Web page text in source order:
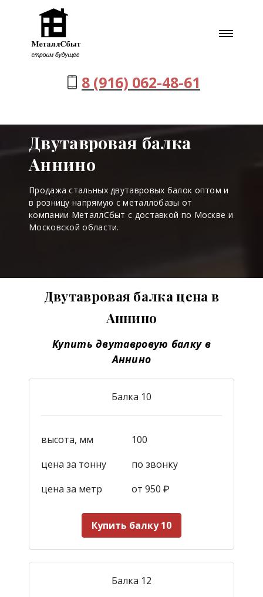
8 (916) 062-48-61
Двутавровая балка
Аннино
Продажа стальных двутавровых балок оптом и
в розницу напрямую с металлобазы от
компании МеталлСбыт с доставкой по Москве и
Московской области.
Двутавровая балка цена в
Аннино
Купить двутавровую балку в
Аннино
Балка 10
высота, мм
100
цена за тонну
по звонку
цена за метр
от 950 ₽
Купить балку 10
Балка 12